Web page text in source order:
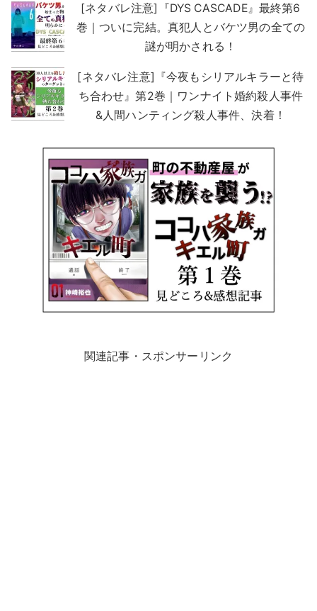
[ネタバレ注意]『DYS CASCADE』最終第6
巻｜ついに完結。真犯人とバケツ男の全ての
謎が明かされる！
[ネタバレ注意]『今夜もシリアルキラーと待
ち合わせ』第2巻｜ワンナイト婚約殺人事件
&人間ハンティング殺人事件、決着！
関連記事・スポンサーリンク